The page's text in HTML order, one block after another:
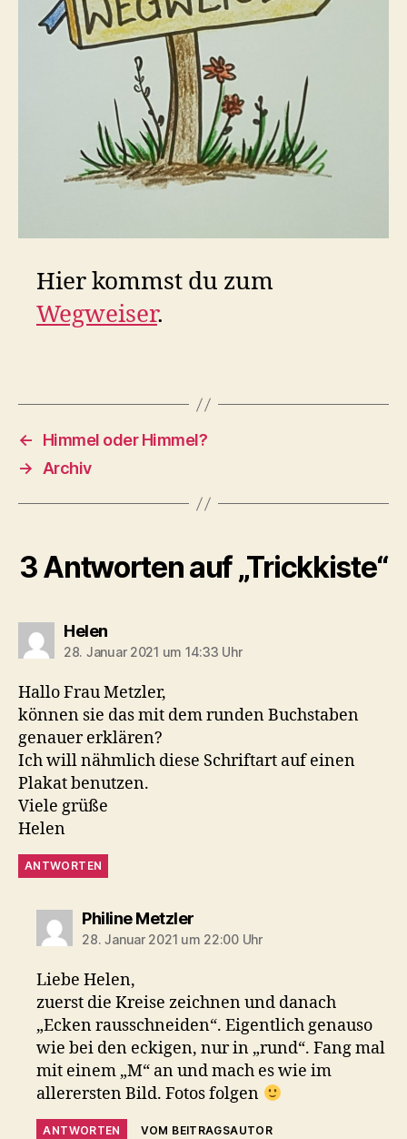
Hier kommst du zum
Wegweiser.
←
Himmel oder Himmel?
→ Archiv
3 Antworten auf „Trickkiste“
Helensagt:
28. Januar 2021 um 14:33 Uhr
Hallo Frau Metzler,
können sie das mit dem runden Buchstaben
genauer erklären?
Ich will nähmlich diese Schriftart auf einen
Plakat benutzen.
Viele grüße
Helen
ANTWORTEN
Philine Metzlersagt:
28. Januar 2021 um 22:00 Uhr
Liebe Helen,
zuerst die Kreise zeichnen und danach
„Ecken rausschneiden“. Eigentlich genauso
wie bei den eckigen, nur in „rund“. Fang mal
mit einem „M“ an und mach es wie im
allerersten Bild. Fotos folgen
ANTWORTEN VOM BEITRAGSAUTOR